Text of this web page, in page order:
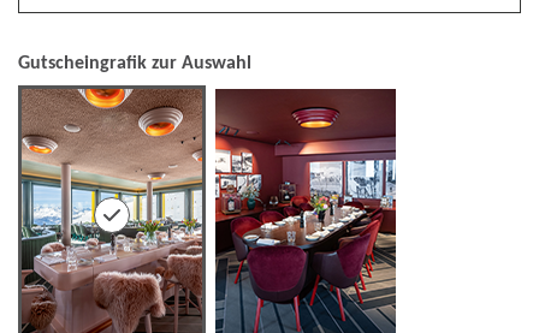
Gutscheingrafik zur Auswahl